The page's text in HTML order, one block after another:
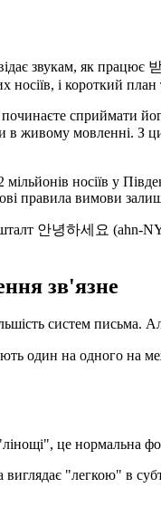
звукам, як працює
і короткий
сприймати
в живому
носіїв у
правила вимови
안녕하세요 (ahn-
зв'язне
систем
один на одного на
це нормальна
"легкою" в